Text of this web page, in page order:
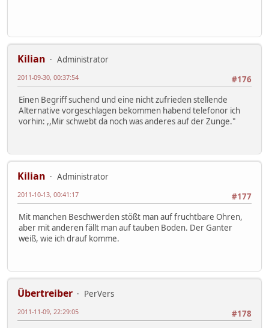
Kilian
Administrator
#176
2011-09-30, 00:37:54
Einen Begriff suchend und eine nicht zufrieden stellende
Alternative vorgeschlagen bekommen habend telefonor ich
vorhin: ,,Mir schwebt da noch was anderes auf der Zunge."
Kilian
Administrator
#177
2011-10-13, 00:41:17
Mit manchen Beschwerden stößt man auf fruchtbare Ohren,
aber mit anderen fällt man auf tauben Boden. Der Ganter
weiß, wie ich drauf komme.
Übertreiber
PerVers
#178
2011-11-09, 22:29:05